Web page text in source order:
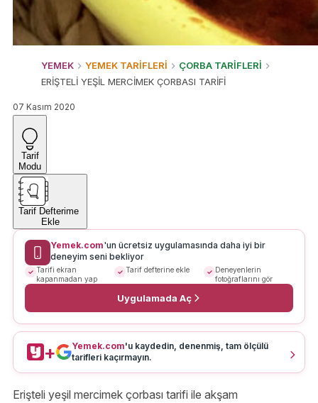
YEMEK YEMEK TARİFLERİ
ÇORBA TARİFLERİ
ERİŞTELİ YEŞİL MERCİMEK ÇORBASI TARİFİ
07 Kasım 2020
Tarif
Modu
Tarif Defterime
Ekle
Yemek.com'un ücretsiz uygulamasında daha iyi bir
deneyim seni bekliyor
Tarifi ekran
kapanmadan yap
Tarif defterine ekle
Deneyenlerin
fotoğraflarını gör
Uygulamada Aç
+ Yemek.com'u kaydedin, denenmiş, tam ölçülü
tarifleri kaçırmayın.
Erişteli yeşil mercimek çorbası tarifi ile akşam